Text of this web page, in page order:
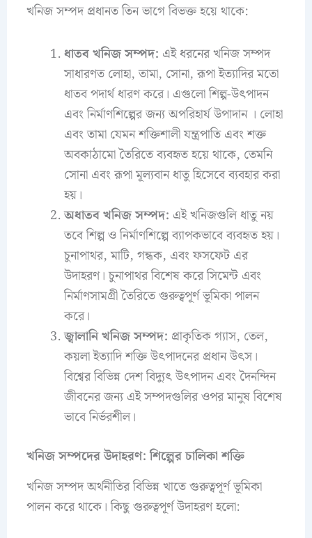
খনিজ সম্পদ প্রধানত তিন ভাগে বিভক্ত হয়ে থাকে:
ধাতব খনিজ সম্পদ: এই ধরনের খনিজ সম্পদ
সাধারণত লোহা, তামা, সোনা, রূপা ইত্যাদির মতো
ধাতব পদার্থ ধারণ করে। এগুলো শিল্প-উৎপাদন
এবং নির্মাণশিল্পের জন্য অপরিহার্য উপাদান । লোহা
এবং তামা যেমন শক্তিশালী যন্ত্রপাতি এবং শক্ত
অবকাঠামো তৈরিতে ব্যবহৃত হয়ে থাকে, তেমনি
সোনা এবং রূপা মূল্যবান ধাতু হিসেবে ব্যবহার করা
হয়।
অধাতব খনিজ সম্পদ: এই খনিজগুলি ধাতু নয়
তবে শিল্প ও নির্মাণশিল্পে ব্যাপকভাবে ব্যবহৃত হয়।
চুনাপাথর, মাটি, গন্ধক, এবং ফসফেট এর
উদাহরণ। চুনাপাথর বিশেষ করে সিমেন্ট এবং
নির্মাণসামগ্রী তৈরিতে গুরুত্বপূর্ণ ভূমিকা পালন
করে।
জ্বালানি খনিজ সম্পদ: প্রাকৃতিক গ্যাস, তেল,
কয়লা ইত্যাদি শক্তি উৎপাদনের প্রধান উৎস।
বিশ্বের বিভিন্ন দেশ বিদ্যুৎ উৎপাদন এবং দৈনন্দিন
জীবনের জন্য এই সম্পদগুলির ওপর মানুষ বিশেষ
ভাবে নির্ভরশীল।
খনিজ সম্পদের উদাহরণ: শিল্পের চালিকা শক্তি
খনিজ সম্পদ অর্থনীতির বিভিন্ন খাতে গুরুত্বপূর্ণ ভূমিকা
পালন করে থাকে। কিছু গুরুত্বপূর্ণ উদাহরণ হলো: